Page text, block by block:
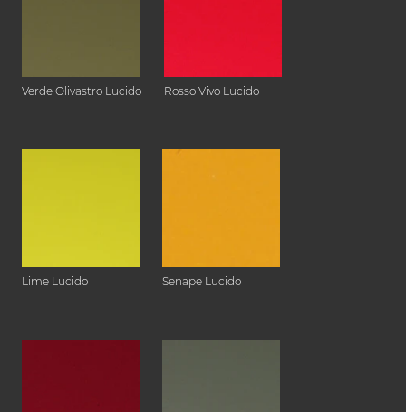
Verde Olivastro Lucido Rosso Vivo Lucido
Lime Lucido Senape Lucido